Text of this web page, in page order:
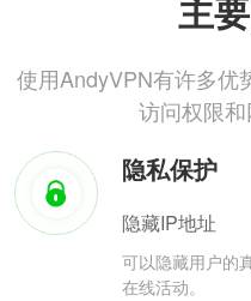
主
使用AndyVPN有许多优
访问权限
隐私保护
隐藏IP地址
可以隐藏用户的
在线活动。